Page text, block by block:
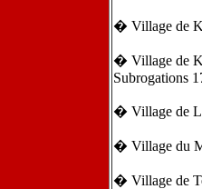
� Village de
� Village de
Subrogations
� Village de
� Village du
� Village de